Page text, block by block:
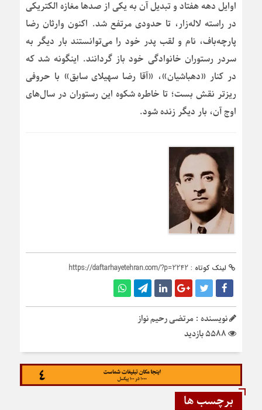
اوایل دهه هفتاد و تبدیل آن به یکی از صدها مغازه الکتریکی
در راسته لاله‌زار، تا حدودی مرتفع شد. اکنون وارثان رضا
پارچه‌باف، نام و لقب پدر خود را می‌توانستند بار دیگر به
سردر رستوران خانوادگی خود باز گردانند. اینگونه شد که
در کنار «دهباشیان»، «آقا رضا سهیلای سابق» با حروفی
ریزتر نقش بست؛ تا خاطره شکوه این رستوران در سال‌های
اوج آن، بار دیگر زنده شود.
لینک کوتاه : https://daftarhayetehran.com/?p=2242
نویسنده : مرتضی رحیم نواز
برچسب ها